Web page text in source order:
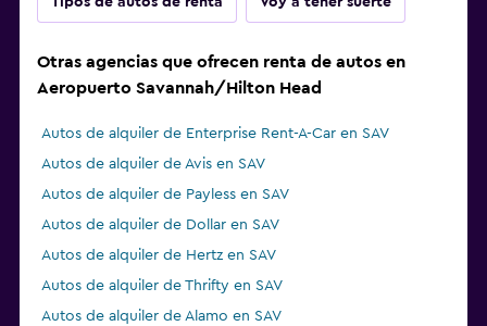
Otras agencias que ofrecen renta de autos en
Aeropuerto Savannah/Hilton Head
Autos de alquiler de Enterprise Rent-A-Car en SAV
Autos de alquiler de Avis en SAV
Autos de alquiler de Payless en SAV
Autos de alquiler de Dollar en SAV
Autos de alquiler de Hertz en SAV
Autos de alquiler de Thrifty en SAV
Autos de alquiler de Alamo en SAV